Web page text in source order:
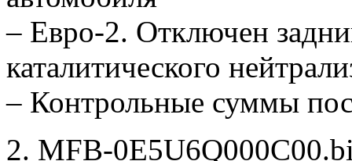
– Евро-2. Отключен
каталитического
– Контрольные суммы
2. MFB-